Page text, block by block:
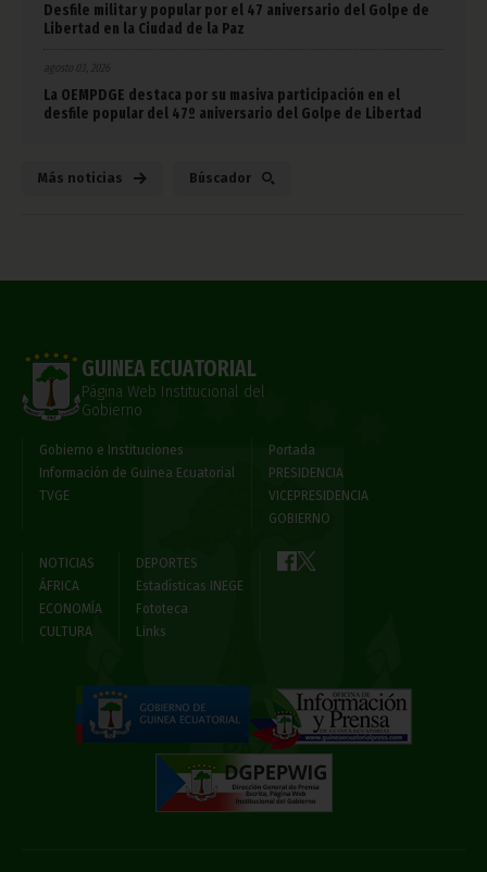
Desfile militar y popular por el 47 aniversario del Golpe de
Libertad en la Ciudad de la Paz
La OEMPDGE destaca por su masiva participación en el
desfile popular del 47º aniversario del Golpe de Libertad
Más noticias Búscador
GUINEA ECUATORIAL
Página Web Institucional del
Gobierno
Gobierno e Instituciones
Información de Guinea Ecuatorial
TVGE
Portada
PRESIDENCIA
VICEPRESIDENCIA
GOBIERNO
NOTICIAS
ÁFRICA
ECONOMÍA
CULTURA
DEPORTES
Estadísticas INEGE
Fototeca
Links